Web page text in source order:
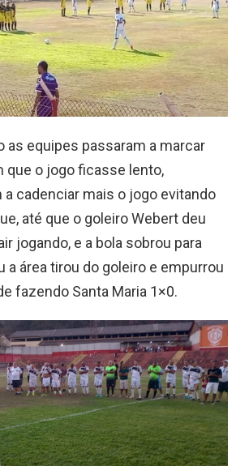
as equipes passaram a marcar
que o jogo ficasse lento,
cadenciar mais o jogo evitando
até que o goleiro Webert deu
jogando, e a bola sobrou para
a área tirou do goleiro e empurrou
fazendo Santa Maria 1×0.